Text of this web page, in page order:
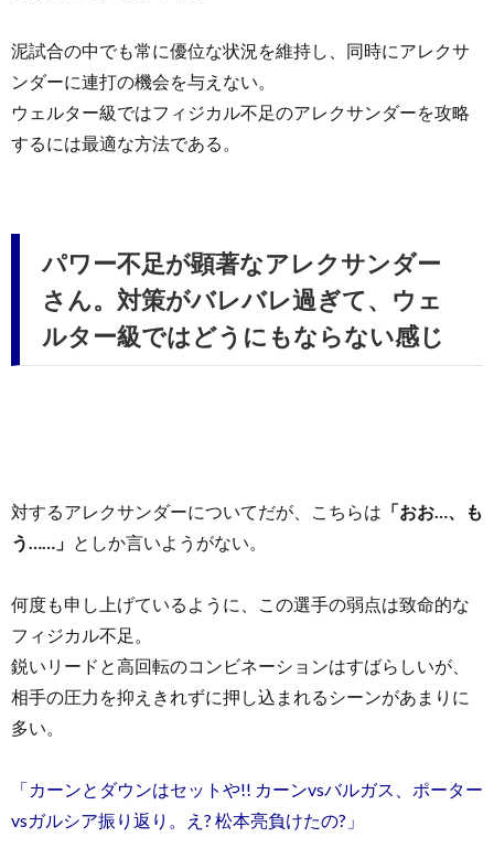
泥試合の中でも常に優位な状況を維持し、同時にアレクサ
ンダーに連打の機会を与えない。
ウェルター級ではフィジカル不足のアレクサンダーを攻略
するには最適な方法である。
パワー不足が顕著なアレクサンダー
さん。対策がバレバレ過ぎて、ウェ
ルター級ではどうにもならない感じ
対するアレクサンダーについてだが、こちらは 「おお…、も
う……」 としか言いようがない。
何度も申し上げているように、この選手の弱点は致命的な
フィジカル不足。
鋭いリードと高回転のコンビネーションはすばらしいが、
相手の圧力を抑えきれずに押し込まれるシーンがあまりに
多い。
「カーンとダウンはセットや!! カーンvsバルガス、ポーター
vsガルシア振り返り。え? 松本亮負けたの?」